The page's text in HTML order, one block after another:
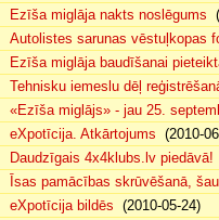
Ezīša miglāja nakts noslēgums
Autolistes sarunas vēstuļkopas
Ezīša miglāja baudīšanai
Tehnisku iemeslu dēļ
«Ezīša miglājs» - jau 25.
eXpotīcija. Atkārtojums (2010-
Daudzīgais 4x4klubs.lv piedāvā!
Īsas pamācības skrūvēšanā,
eXpotīcija bildēs (2010-05-24)